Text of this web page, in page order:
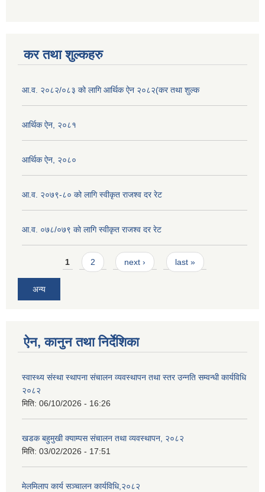
कर तथा शुल्कहरु
आ.व. २०८२/०८३ को लागि आर्थिक ऐन २०८२(कर तथा शुल्क
आर्थिक ऐन, २०८१
आर्थिक ऐन, २०८०
आ.व. २०७९-८० को लागि स्वीकृत राजश्व दर रेट
आ.व. ०७८/०७९ काे लागि स्वीकृत राजश्व दर रेट
Pages1 2 next › last »
अन्य
ऐन, कानुन तथा निर्देशिका
स्वास्थ्य संस्था स्थापना संचालन व्यवस्थापन तथा स्तर उन्नति सम्वन्धी कार्यविधि
२०८२
मिति: 06/10/2026 - 16:26
खडक बहुमुखी क्याम्पस संचालन तथा व्यवस्थापन, २०८२
मिति: 03/02/2026 - 17:51
मेलमिलाप कार्य सञ्चालन कार्यविधि,२०८२